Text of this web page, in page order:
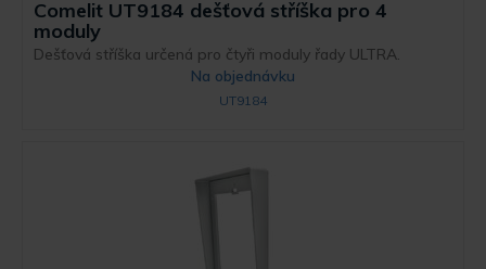
Comelit UT9184 dešťová stříška pro 4
moduly
Dešťová stříška určená pro čtyři moduly řady ULTRA.
Na objednávku
UT9184